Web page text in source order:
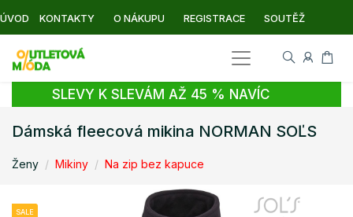
ÚVOD KONTAKTY O NÁKUPU REGISTRACE SOUTĚŽ
SLEVY K SLEVÁM AŽ 45 % NAVÍC
Dámská fleecová mikina NORMAN SOĽS
Ženy Mikiny Na zip bez kapuce
SALE